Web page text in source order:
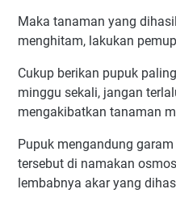
Maka tanaman yang
menghitam, lakukan
Cukup berikan pupuk
minggu sekali, jangan
mengakibatkan tanaman
Pupuk mengandung
tersebut di namakan
lembabnya akar yang